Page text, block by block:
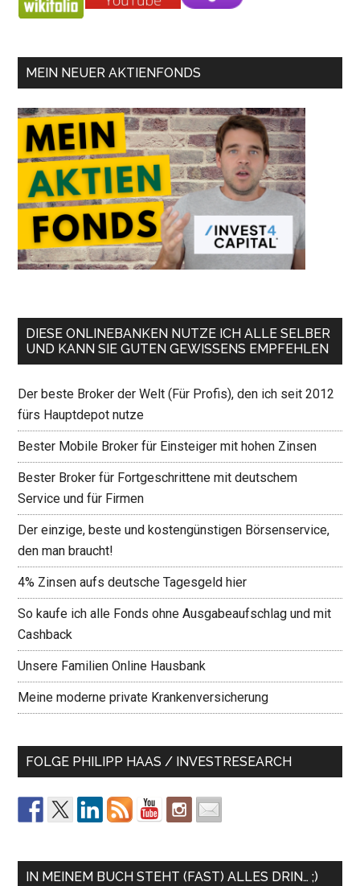
MEIN NEUER AKTIENFONDS
DIESE ONLINEBANKEN NUTZE ICH ALLE SELBER
UND KANN SIE GUTEN GEWISSENS EMPFEHLEN
Der beste Broker der Welt (Für Profis), den ich seit 2012
fürs Hauptdepot nutze
Bester Mobile Broker für Einsteiger mit hohen Zinsen
Bester Broker für Fortgeschrittene mit deutschem
Service und für Firmen
Der einzige, beste und kostengünstigen Börsenservice,
den man braucht!
4% Zinsen aufs deutsche Tagesgeld hier
So kaufe ich alle Fonds ohne Ausgabeaufschlag und mit
Cashback
Unsere Familien Online Hausbank
Meine moderne private Krankenversicherung
FOLGE PHILIPP HAAS / INVESTRESEARCH
IN MEINEM BUCH STEHT (FAST) ALLES DRIN… ;)